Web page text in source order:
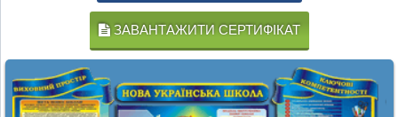
ЗАВАНТАЖИТИ СЕРТИФІКАТ